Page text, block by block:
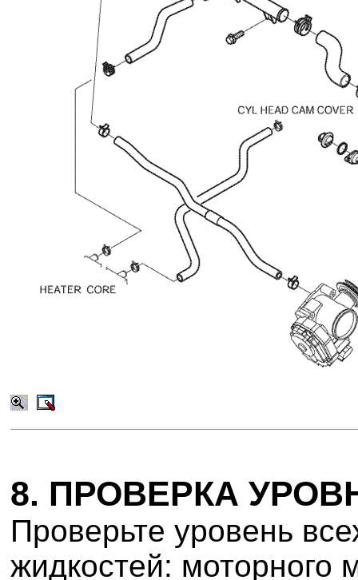
8. ПРОВЕРКА
Проверьте уровень
жидкостей: моторного